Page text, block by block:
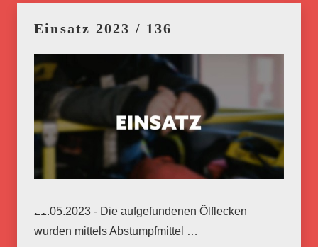
Einsatz 2023 / 136
21.05.2023 - Die aufgefundenen Ölflecken
wurden mittels Abstumpfmittel …